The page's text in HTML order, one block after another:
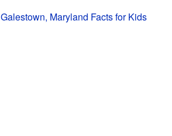
Galestown, Maryland Facts for Kids